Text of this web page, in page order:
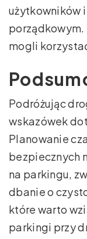
użytkowników
porządkowym.
mogli
Podróżując
wskazówek
Planowanie
bezpiecznych
na parkingu,
dbanie o
które warto
parkingi przy